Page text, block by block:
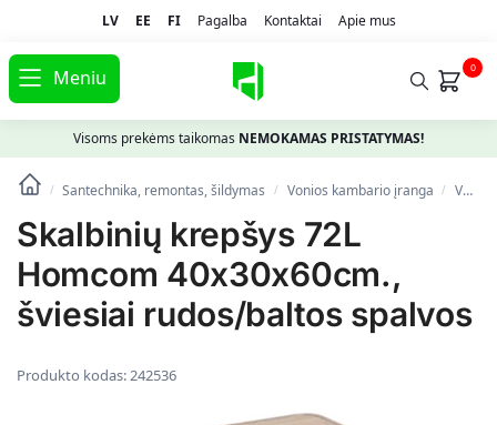
LV EE FI Pagalba Kontaktai Apie mus
Meniu 0
Visoms prekėms taikomas NEMOKAMAS PRISTATYMAS!
/ Santechnika, remontas, šildymas / Vonios kambario įranga / Vonios kambario aksesuarai
Skalbinių krepšys 72L
Homcom 40x30x60cm.,
šviesiai rudos/baltos spalvos
Produkto kodas:242536